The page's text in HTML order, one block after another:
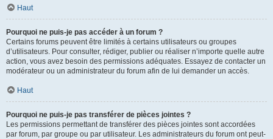
Haut
Pourquoi ne puis-je pas accéder à un forum ?
Certains forums peuvent être limités à certains utilisateurs ou groupes
d’utilisateurs. Pour consulter, rédiger, publier ou réaliser n’importe quelle autre
action, vous avez besoin des permissions adéquates. Essayez de contacter un
modérateur ou un administrateur du forum afin de lui demander un accès.
Haut
Pourquoi ne puis-je pas transférer de pièces jointes ?
Les permissions permettant de transférer des pièces jointes sont accordées
par forum, par groupe ou par utilisateur. Les administrateurs du forum ont peut-